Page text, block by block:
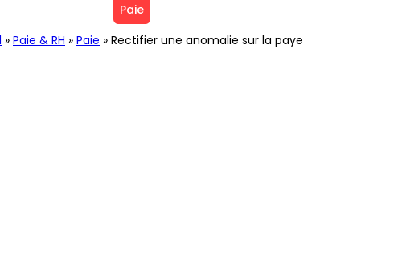
Paie
» Paie & RH » Paie » Rectifier une anomalie sur la paye